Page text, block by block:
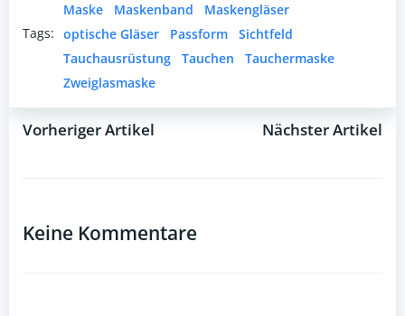
Tags:
Maske
Maskenband
Maskengläser
optische Gläser
Passform
Sichtfeld
Tauchausrüstung
Tauchen
Tauchermaske
Zweiglasmaske
Vorheriger Artikel Nächster Artikel
Keine Kommentare